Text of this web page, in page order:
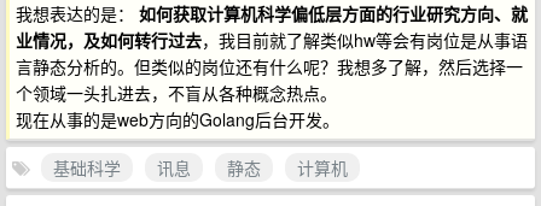
我想表达的是： 如何获取计算机科学偏低层方面的行业研究方向、就
业情况，及如何转行过去，我目前就了解类似hw等会有岗位是从事语
言静态分析的。但类似的岗位还有什么呢？我想多了解，然后选择一
个领域一头扎进去，不盲从各种概念热点。
现在从事的是web方向的Golang后台开发。
基础科学
讯息 静态
计算机